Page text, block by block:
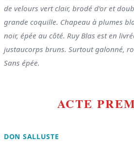
de velours vert clair, brodé d’or et
grande coquille. Chapeau à plumes
noir, épée au côté. Ruy Blas est en
justaucorps bruns. Surtout galonné,
Sans épée.
ACTE
DON SALLUSTE